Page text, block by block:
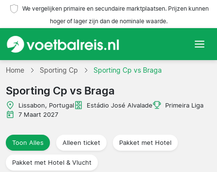
We vergelijken primaire en secundaire marktplaatsen. Prijzen kunnen
hoger of lager zijn dan de nominale waarde.
Home
Teams
Competities
Reisorganisaties
Home Sporting Cp Sporting Cp vs Braga
Sporting Cp vs Braga
Lissabon, Portugal Estádio José Alvalade
Primeira Liga
7 Maart 2027
Toon Alles Alleen ticket Pakket met Hotel
Pakket met Hotel & Vlucht